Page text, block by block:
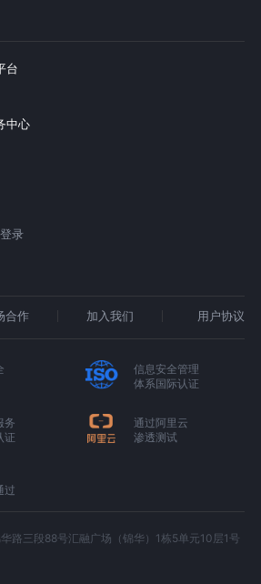
台
中心
录
合作 加入我们 用户协议
信息安全管理
体系国际认证
务
证
通过阿里云
渗透测试
过
路三段88号汇融广场（锦华）1栋5单元10层1号